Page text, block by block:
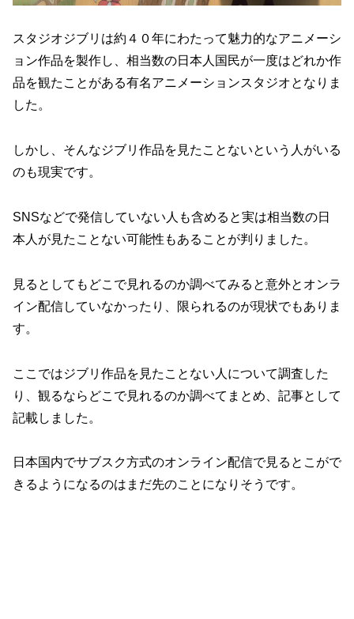
スタジオジブリは約４０年にわたって魅力的なアニメーシ
ョン作品を製作し、相当数の日本人国民が一度はどれか作
品を観たことがある有名アニメーションスタジオとなりま
した。
しかし、そんなジブリ作品を見たことないという人がいる
のも現実です。
SNSなどで発信していない人も含めると実は相当数の日
本人が見たことない可能性もあることが判りました。
見るとしてもどこで見れるのか調べてみると意外とオンラ
イン配信していなかったり、限られるのが現状でもありま
す。
ここではジブリ作品を見たことない人について調査した
り、観るならどこで見れるのか調べてまとめ、記事として
記載しました。
日本国内でサブスク方式のオンライン配信で見るとこがで
きるようになるのはまだ先のことになりそうです。